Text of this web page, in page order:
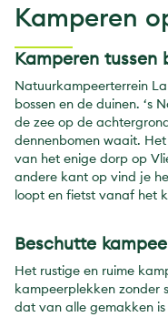
Kamperen
Kamperen tussen
Natuurkampeerterrein
bossen en de duinen. ‘s
de zee op de
dennenbomen waait.
van het enige dorp op
andere kant op vind je
loopt en fietst vanaf het
Beschutte
Het rustige en ruime
kampeerplekken zonder
dat van alle gemakken is